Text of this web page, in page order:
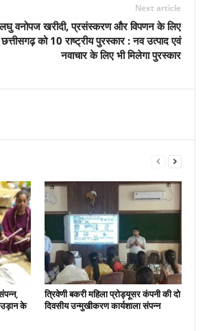
Next article
वनोपज खरीदी, प्रसंस्करण और विपणन के लिए
छत्तीसगढ़ को 10 राष्ट्रीय पुरस्कार : नव उत्पाद एवं
नवाचार के लिए भी मिलेगा पुरस्कार
उड़ान के
त्रिवेणी बकरी महिला प्रोड्यूसर कंपनी की दो
दिवसीय उन्मुखीकरण कार्यशाला संपन्न